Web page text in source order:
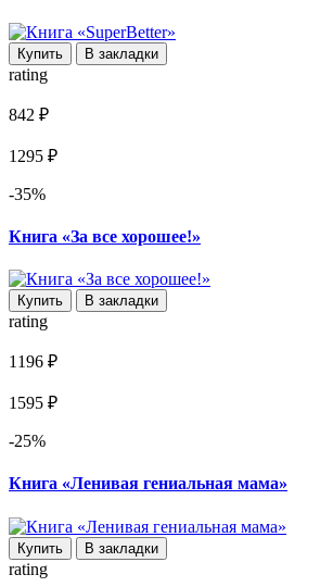
Купить В закладки
rating
842 ₽
1295 ₽
-35%
Книга «За все хорошее!»
Купить В закладки
rating
1196 ₽
1595 ₽
-25%
Книга «Ленивая гениальная мама»
Купить В закладки
rating